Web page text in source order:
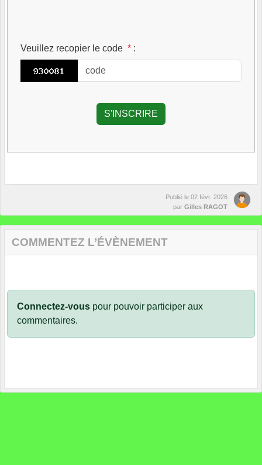
Veuillez recopier le code * :
Publié le 02 févr. 2026
par Gilles RAGOT
COMMENTEZ L’ÉVÈNEMENT
Connectez-vous pour pouvoir participer aux
commentaires.